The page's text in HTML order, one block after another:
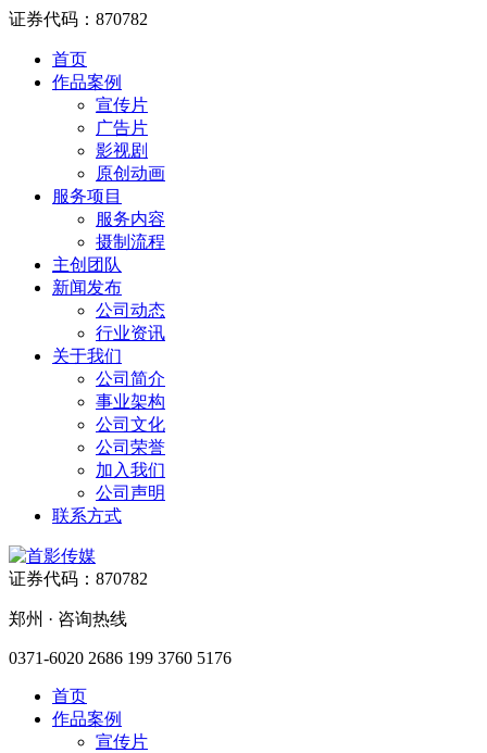
证券代码：870782
首页
作品案例
宣传片
广告片
影视剧
原创动画
服务项目
服务内容
摄制流程
主创团队
新闻发布
公司动态
行业资讯
关于我们
公司简介
事业架构
公司文化
公司荣誉
加入我们
公司声明
联系方式
证券代码：870782
郑州 · 咨询热线
0371-6020 2686 199 3760 5176
首页
作品案例
宣传片